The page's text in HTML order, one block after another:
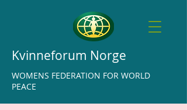
Kvinneforum Norge
WOMENS FEDERATION FOR WORLD
PEACE